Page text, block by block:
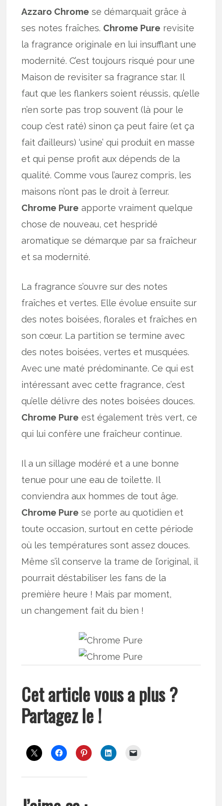
Azzaro Chrome se démarquait grâce à
ses notes fraîches. Chrome Pure revisite
la fragrance originale en lui insufflant une
modernité. C’est toujours risqué pour une
Maison de revisiter sa fragrance star. Il
faut que les flankers soient réussis, qu’elle
n’en sorte pas trop souvent (là pour le
coup c’est raté) sinon ça peut faire (et ça
fait d’ailleurs) ‘usine’ qui produit en masse
et qui pense profit aux dépends de la
qualité. Comme vous l’aurez compris, les
maisons n’ont pas le droit à l’erreur.
Chrome Pure apporte vraiment quelque
chose de nouveau, cet hespridé
aromatique se démarque par sa fraîcheur
et sa modernité.
La fragrance s’ouvre sur des notes
fraîches et vertes. Elle évolue ensuite sur
des notes boisées, florales et fraîches en
son cœur. La partition se termine avec
des notes boisées, vertes et musquées.
Avec une maté prédominante. Ce qui est
intéressant avec cette fragrance, c’est
qu’elle délivre des notes boisées douces.
Chrome Pure est également très vert, ce
qui lui confère une fraîcheur continue.
Il a un sillage modéré et a une bonne
tenue pour une eau de toilette. Il
conviendra aux hommes de tout âge.
Chrome Pure se porte au quotidien et
toute occasion, surtout en cette période
où les températures sont assez douces.
Même s’il conserve la trame de l’original, il
pourrait déstabiliser les fans de la
première heure ! Mais par moment,
un changement fait du bien !
Cet article vous a plus ?
Partagez le !